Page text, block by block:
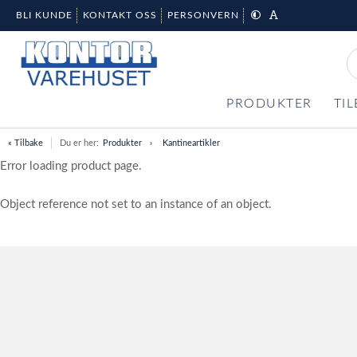
BLI KUNDE KONTAKT OSS PERSONVERN
PRODUKTER
« Tilbake Du er her: Produkter Kantineartikler
Error loading product page.
Object reference not set to an instance of an object.